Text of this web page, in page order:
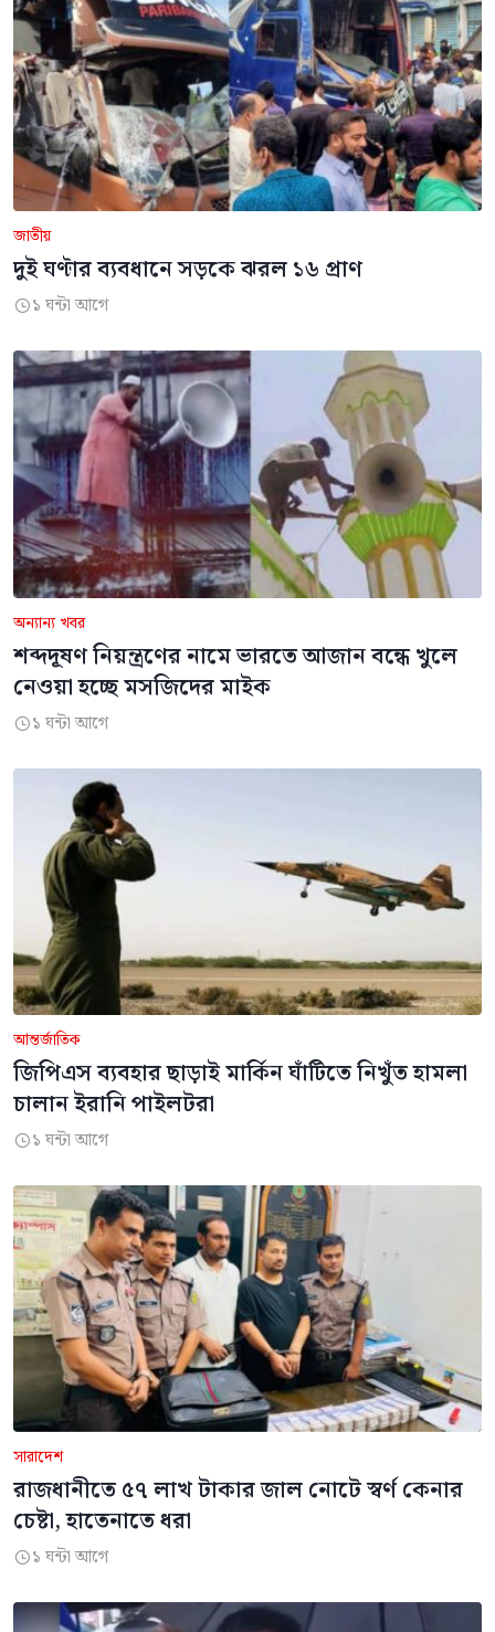
জাতীয়
দুই ঘণ্টার ব্যবধানে সড়কে ঝরল ১৬ প্রাণ
১ ঘন্টা আগে
অন্যান্য খবর
শব্দদূষণ নিয়ন্ত্রণের নামে ভারতে আজান বন্ধে খুলে
নেওয়া হচ্ছে মসজিদের মাইক
১ ঘন্টা আগে
আন্তর্জাতিক
জিপিএস ব্যবহার ছাড়াই মার্কিন ঘাঁটিতে নিখুঁত হামলা
চালান ইরানি পাইলটরা
১ ঘন্টা আগে
সারাদেশ
রাজধানীতে ৫৭ লাখ টাকার জাল নোটে স্বর্ণ কেনার
চেষ্টা, হাতেনাতে ধরা
১ ঘন্টা আগে